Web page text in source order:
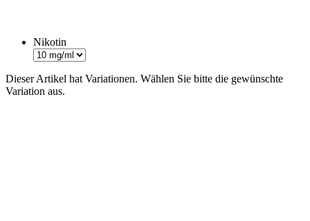
Nikotin
Dieser Artikel hat Variationen. Wählen Sie bitte die gewünschte
Variation aus.